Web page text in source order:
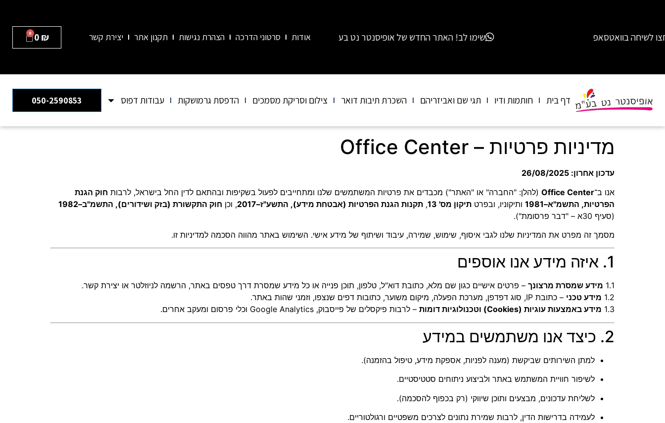
שימו לב! האתר החדש של אופיסנטר נט בע"מ מחליף את האתרים הקודמים שלנו – "אור חותמות" ו-"Mail Box". כל השירותים והמידע מרוכזים כעת באתר אחד: office-center.co.il בוואטסאפ אודות סרטוני הדרכה הצהרת נגישות תקנון אתר יצירת קשר 0₪
0
דף בית חותמות ודיו תגי שם ואביזריהם השכרת תיבות דואר צילום וסריקת מסמכים הדפסת גרמושקות עבודות דפוס 050-2590853
מדיניות פרטיות – Office Center
עדכון אחרון: 26/08/2025
אנו ב־Office Center (להלן: "החברה" או "האתר") מכבדים את פרטיות המשתמשים שלנו ומתחייבים לפעול בשקיפות ובהתאם לדין החל בישראל, לרבות חוק הגנת
הפרטיות, התשמ"א–1981
ותיקוניו, ובפרט תיקון מס' 13 , תקנות הגנת הפרטיות (אבטחת מידע), התשע"ז–2017 , וכן חוק התקשורת (בזק ושידורים), התשמ"ב–1982
(סעיף 30א – "דבר פרסומת").
מסמך זה מפרט את המדיניות שלנו לגבי איסוף, שימוש, שמירה, עיבוד ושיתוף של מידע אישי. השימוש באתר מהווה הסכמה למדיניות זו.
1. איזה מידע אנו אוספים
1.1 מידע שמסרת מרצונך – פרטים אישיים כגון שם מלא, כתובת דוא"ל, טלפון, תוכן פנייה או כל מידע שמסרת דרך טפסים באתר, הרשמה לניוזלטר או יצירת קשר.
1.2 מידע טכני – כתובת IP, סוג דפדפן, מערכת הפעלה, מיקום משוער, כתובות דפים שנצפו, וזמני שהות באתר.
1.3 מידע באמצעות עוגיות (Cookies) וטכנולוגיות דומות – לרבות פיקסלים של פייסבוק, Google Analytics וכלי פרסום ומעקב אחרים.
2. כיצד אנו משתמשים במידע
למתן השירותים שביקשת (מענה לפניות, אספקת מידע, טיפול בהזמנה).
לשיפור חוויית המשתמש באתר ולביצוע ניתוחים סטטיסטיים.
לשליחת עדכונים, מבצעים ותוכן שיווקי (רק בכפוף להסכמה).
לעמידה בדרישות הדין, לרבות שמירת נתונים לצרכים משפטיים ורגולטוריים.